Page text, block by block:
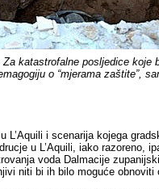
katastrofalne posljedice
o “mjerama zaštite”,
L’Aquili i scenarija kojega
u L’Aquili, iako razoreno,
voda Dalmacije
niti bi ih bilo moguće